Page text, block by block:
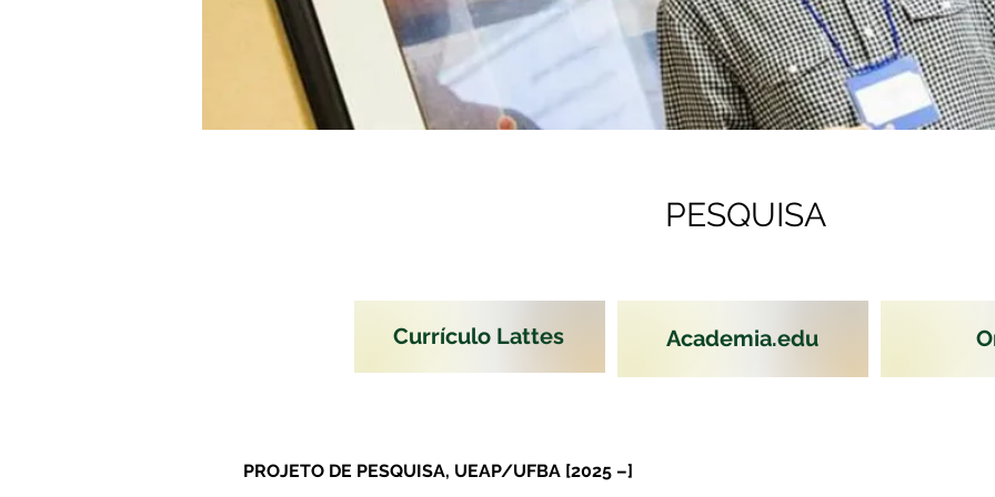
PESQUISA
Currículo Lattes Academia.edu
PROJETO DE PESQUISA, UEAP/UFBA [2025 –]